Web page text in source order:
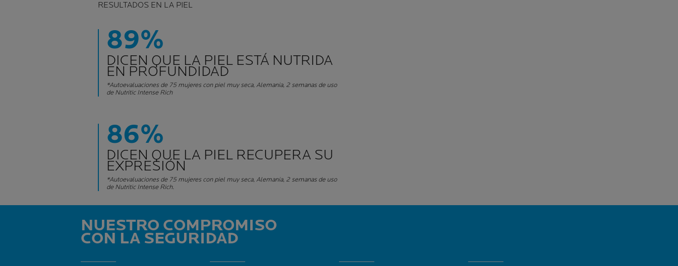
RESULTADOS EN LA PIEL
89%
DICEN QUE LA PIEL ESTÁ NUTRIDA
EN PROFUNDIDAD
*Autoevaluaciones de 75 mujeres con piel muy seca, Alemania, 2 semanas de uso
de Nutritic Intense Rich
86%
DICEN QUE LA PIEL RECUPERA SU
EXPRESIÓN
*Autoevaluaciones de 75 mujeres con piel muy seca, Alemania, 2 semanas de uso
de Nutritic Intense Rich.
NUESTRO COMPROMISO
CON LA SEGURIDAD